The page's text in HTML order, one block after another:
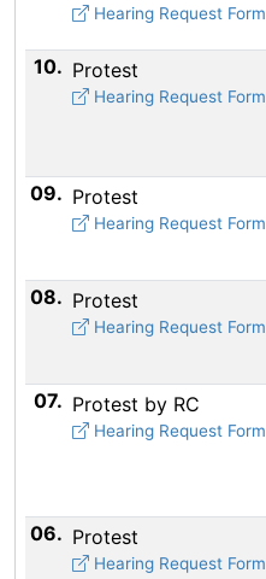
Hearing Request Form
10. Protest
Hearing Request Form
09. Protest
Hearing Request Form
08. Protest
Hearing Request Form
07. Protest by RC
Hearing Request Form
06. Protest
Hearing Request Form